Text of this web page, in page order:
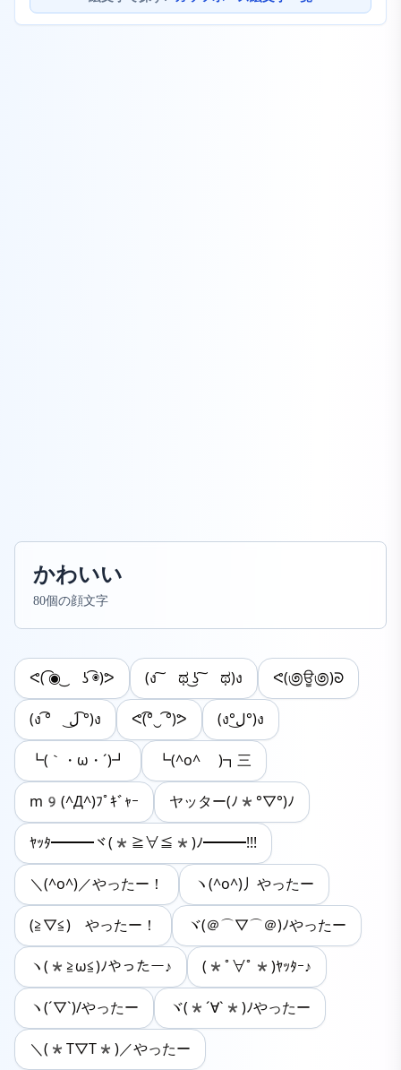
かわいい
80個の顔文字
ᕙ( ͡◉ ͜ ʖ ͡◉)ᕗ (ง ͠ ಥ ͜ʖ ͠ ಥ)ง ᕙ(಄ਊ಄)ᘐ
(ง ͡° ل͜ ͡°)ง ᕙ(͡°‿ ͡°)ᕗ (ง°ل͜°)ง
┗(｀・ω・´)┛ ┗(^o^ )┓三
m9(^Д^)ﾌﾟｷﾞｬｰ ヤッター(ﾉ*°▽°)ﾉ
ﾔｯﾀ━━━ヾ(*≧∀≦*)ﾉ━━━!!!
＼(^o^)／やったー！ ヽ(^o^)丿やったー
(≧▽≦)ゞやったー！ ヾ(＠⌒▽⌒＠)ﾉやったー
ヽ(*≧ω≦)ﾉやったー♪ (*ﾟ∀ﾟ*)ﾔｯﾀｰ♪
ヽ(´▽`)/やったー ヾ(*´∀`*)ﾉやったー
＼(*T▽T*)／やったー